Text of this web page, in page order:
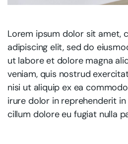
Lorem ipsum dolor sit amet,
adipiscing elit, sed do
ut labore et dolore magna
veniam, quis nostrud
nisi ut aliquip ex ea
irure dolor in reprehenderit
cillum dolore eu fugiat nulla